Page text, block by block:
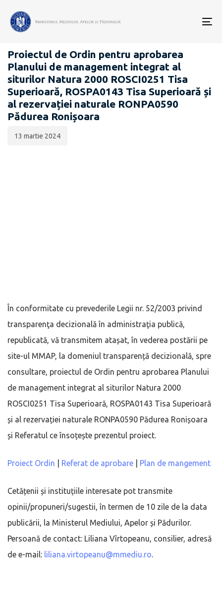
PROIECTE ACTE NORMATIVE
Proiectul de Ordin pentru aprobarea
Planului de management integrat al
siturilor Natura 2000 ROSCI0251 Tisa
Superioară, ROSPA0143 Tisa Superioară și
al rezervației naturale RONPA0590
Pădurea Ronișoara
publicării:
13 martie 2024
În conformitate cu prevederile Legii nr. 52/2003 privind
transparenţa decizională în administraţia publică,
republicată, vă transmitem atașat, în vederea postării pe
site-ul MMAP, la domeniul transparență decizională, spre
consultare, proiectul de Ordin pentru aprobarea Planului
de management integrat al siturilor Natura 2000
ROSCI0251 Tisa Superioară, ROSPA0143 Tisa Superioară
și al rezervației naturale RONPA0590 Pădurea Ronișoara
și Referatul ce însoțește prezentul proiect.
Proiect Ordin Referat de aprobare Plan de mangement
Cetățenii și instituțiile interesate pot transmite
opinii/propuneri/sugestii, în termen de 10 zile de la data
publicării, la Ministerul Mediului, Apelor și Pădurilor.
Persoană de contact: Liliana Vîrtopeanu, consilier, adresă
de e-mail: liliana.virtopeanu@mmediu.ro.